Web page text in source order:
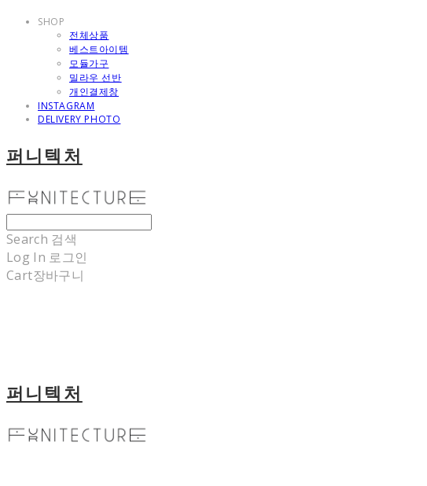
SHOP
전체상품
베스트아이템
모듈가구
밀라우 선반
개인결제창
INSTAGRAM
DELIVERY PHOTO
퍼니텍처
Search 검색
Log In 로그인
Cart장바구니
퍼니텍처